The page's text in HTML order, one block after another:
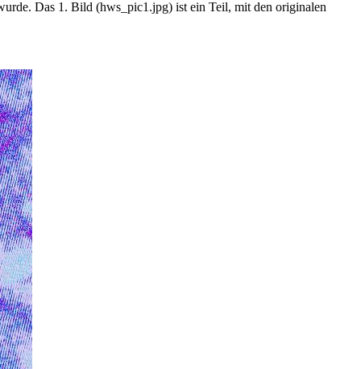
Das 1. Bild (hws_pic1.jpg) ist ein Teil, mit den originalen